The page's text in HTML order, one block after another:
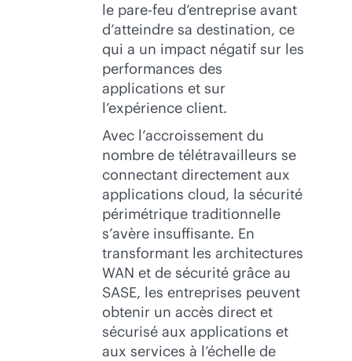
le pare-feu d’entreprise avant
d’atteindre sa destination, ce
qui a un impact négatif sur les
performances des
applications et sur
l’expérience client.
Avec l’accroissement du
nombre de télétravailleurs se
connectant directement aux
applications cloud, la sécurité
périmétrique traditionnelle
s’avère insuffisante. En
transformant les architectures
WAN et de sécurité grâce au
SASE, les entreprises peuvent
obtenir un accès direct et
sécurisé aux applications et
aux services à l’échelle de